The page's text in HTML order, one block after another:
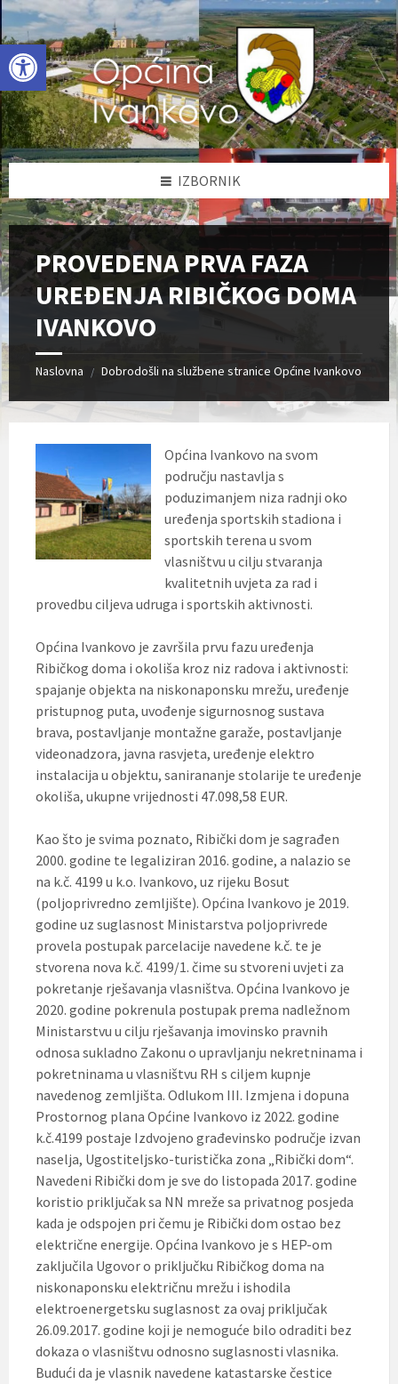
Open toolbar
Skip
to
content
Skip
to
left
sidebar
Skip
to
footer
IZBORNIK
PROVEDENA PRVA FAZA
UREĐENJA RIBIČKOG DOMA
IVANKOVO
Naslovna / Dobrodošli na službene stranice Općine Ivankovo
Općina Ivankovo na svom
području nastavlja s
poduzimanjem niza radnji oko
uređenja sportskih stadiona i
sportskih terena u svom
vlasništvu u cilju stvaranja
kvalitetnih uvjeta za rad i
provedbu ciljeva udruga i sportskih aktivnosti.
Općina Ivankovo je završila prvu fazu uređenja
Ribičkog doma i okoliša kroz niz radova i aktivnosti:
spajanje objekta na niskonaponsku mrežu, uređenje
pristupnog puta, uvođenje sigurnosnog sustava
brava, postavljanje montažne garaže, postavljanje
videonadzora, javna rasvjeta, uređenje elektro
instalacija u objektu, sanirananje stolarije te uređenje
okoliša, ukupne vrijednosti 47.098,58 EUR.
Kao što je svima poznato, Ribički dom je sagrađen
2000. godine te legaliziran 2016. godine, a nalazio se
na k.č. 4199 u k.o. Ivankovo, uz rijeku Bosut
(poljoprivredno zemljište). Općina Ivankovo je 2019.
godine uz suglasnost Ministarstva poljoprivrede
provela postupak parcelacije navedene k.č. te je
stvorena nova k.č. 4199/1. čime su stvoreni uvjeti za
pokretanje rješavanja vlasništva. Općina Ivankovo je
2020. godine pokrenula postupak prema nadležnom
Ministarstvu u cilju rješavanja imovinsko pravnih
odnosa sukladno Zakonu o upravljanju nekretninama i
pokretninama u vlasništvu RH s ciljem kupnje
navedenog zemljišta. Odlukom III. Izmjena i dopuna
Prostornog plana Općine Ivankovo iz 2022. godine
k.č.4199 postaje Izdvojeno građevinsko područje izvan
naselja, Ugostiteljsko-turistička zona „Ribički dom“.
Navedeni Ribički dom je sve do listopada 2017. godine
koristio priključak sa NN mreže sa privatnog posjeda
kada je odspojen pri čemu je Ribički dom ostao bez
električne energije. Općina Ivankovo je s HEP-om
zaključila Ugovor o priključku Ribičkog doma na
niskonaponsku električnu mrežu i ishodila
elektroenergetsku suglasnost za ovaj priključak
26.09.2017. godine koji je nemoguće bilo odraditi bez
dokaza o vlasništvu odnosno suglasnosti vlasnika.
Budući da je vlasnik navedene katastarske čestice